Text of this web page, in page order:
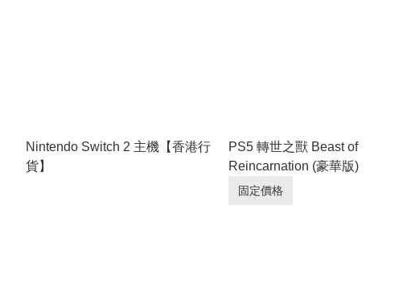
Nintendo Switch 2 主機【香港行
貨】
PS5 轉世之獸 Beast of
Reincarnation (豪華版)
固定價格